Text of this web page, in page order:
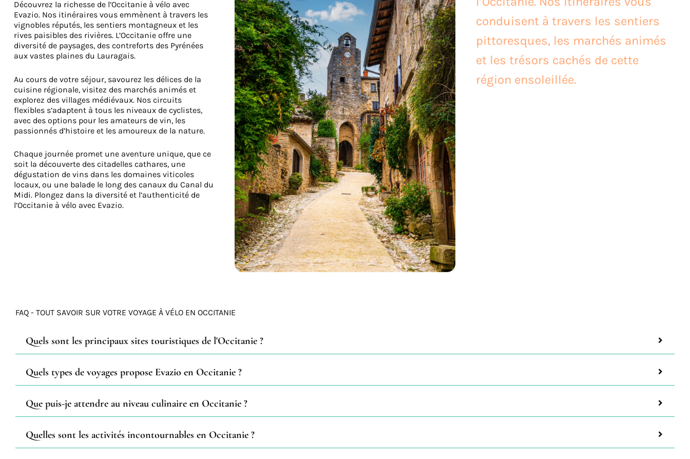
Découvrez la richesse de l’Occitanie à vélo avec
Evazio. Nos itinéraires vous emmènent à travers les
vignobles réputés, les sentiers montagneux et les
rives paisibles des rivières. L’Occitanie offre une
diversité de paysages, des contreforts des Pyrénées
aux vastes plaines du Lauragais.
Au cours de votre séjour, savourez les délices de la
cuisine régionale, visitez des marchés animés et
explorez des villages médiévaux. Nos circuits
flexibles s’adaptent à tous les niveaux de cyclistes,
avec des options pour les amateurs de vin, les
passionnés d’histoire et les amoureux de la nature.
Chaque journée promet une aventure unique, que ce
soit la découverte des citadelles cathares, une
dégustation de vins dans les domaines viticoles
locaux, ou une balade le long des canaux du Canal du
Midi. Plongez dans la diversité et l’authenticité de
l’Occitanie à vélo avec Evazio.
conduisent à travers les sentiers
pittoresques, les marchés animés
et les trésors cachés de cette
région ensoleillée.
FAQ - TOUT SAVOIR SUR VOTRE VOYAGE À VÉLO EN OCCITANIE
Quels sont les principaux sites touristiques de l'Occitanie ?
Quels types de voyages propose Evazio en Occitanie ?
Que puis-je attendre au niveau culinaire en Occitanie ?
Quelles sont les activités incontournables en Occitanie ?